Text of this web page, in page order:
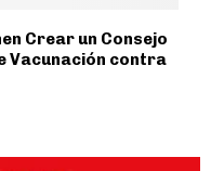
Crear un Consejo
Vacunación contra